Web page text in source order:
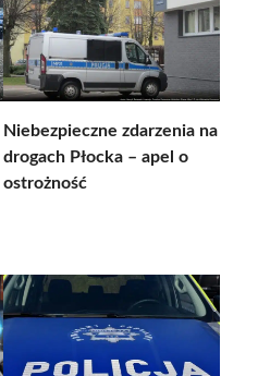
Niebezpieczne zdarzenia na
drogach Płocka – apel o
ostrożność